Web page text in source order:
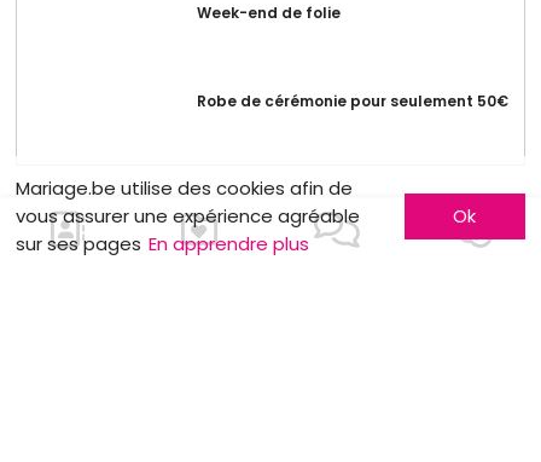
Week-end de folie
Robe de cérémonie pour seulement 50€
Mariage.be utilise des cookies afin de
vous assurer une expérience agréable
sur ses pages En apprendre plus
Ok